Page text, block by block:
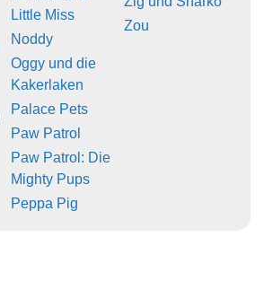
Little Miss
Noddy
Oggy und die
Kakerlaken
Palace Pets
Paw Patrol
Paw Patrol: Die
Mighty Pups
Peppa Pig
Zou